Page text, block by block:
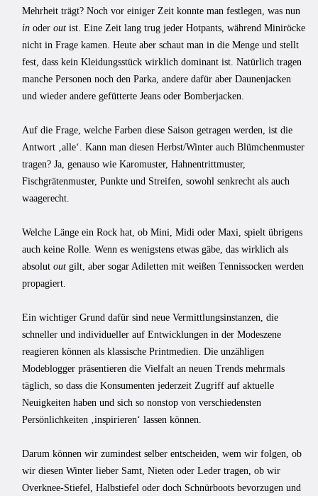
Mehrheit trägt? Noch vor einiger Zeit konnte man festlegen, was nun
in oder out ist. Eine Zeit lang trug jeder Hotpants, während Miniröcke
nicht in Frage kamen. Heute aber schaut man in die Menge und stellt
fest, dass kein Kleidungsstück wirklich dominant ist. Natürlich tragen
manche Personen noch den Parka, andere dafür aber Daunenjacken
und wieder andere gefütterte Jeans oder Bomberjacken.
Auf die Frage, welche Farben diese Saison getragen werden, ist die
Antwort ‚alle‘. Kann man diesen Herbst/Winter auch Blümchenmuster
tragen? Ja, genauso wie Karomuster, Hahnentrittmuster,
Fischgrätenmuster, Punkte und Streifen, sowohl senkrecht als auch
waagerecht.
Welche Länge ein Rock hat, ob Mini, Midi oder Maxi, spielt übrigens
auch keine Rolle. Wenn es wenigstens etwas gäbe, das wirklich als
absolut out gilt, aber sogar Adiletten mit weißen Tennissocken werden
propagiert.
Ein wichtiger Grund dafür sind neue Vermittlungsinstanzen, die
schneller und individueller auf Entwicklungen in der Modeszene
reagieren können als klassische Printmedien. Die unzähligen
Modeblogger präsentieren die Vielfalt an neuen Trends mehrmals
täglich, so dass die Konsumenten jederzeit Zugriff auf aktuelle
Neuigkeiten haben und sich so nonstop von verschiedensten
Persönlichkeiten ‚inspirieren‘ lassen können.
Darum können wir zumindest selber entscheiden, wem wir folgen, ob
wir diesen Winter lieber Samt, Nieten oder Leder tragen, ob wir
Overknee-Stiefel, Halbstiefel oder doch Schnürboots bevorzugen und